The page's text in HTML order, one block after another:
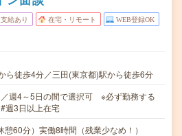
給あり 在宅・リモート WEB登録OK
ら徒歩4分／三田(東京都)駅から徒歩6分
／週4～5日の間で選択可 ※必ず勤務する
3日以上在宅
60分）実働8時間（残業少なめ！）